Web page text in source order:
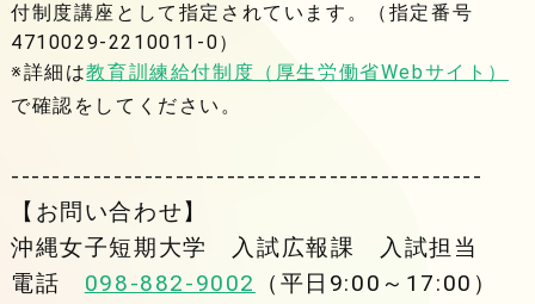
付制度講座として指定されています。（指定番号
4710029-2210011-0）
※詳細は教育訓練給付制度（厚生労働省Webサイト）
で確認をしてください。
----------------------------------------------
【お問い合わせ】
沖縄女子短期大学 入試広報課 入試担当
電話 098-882-9002
（平日9:00～17:00）